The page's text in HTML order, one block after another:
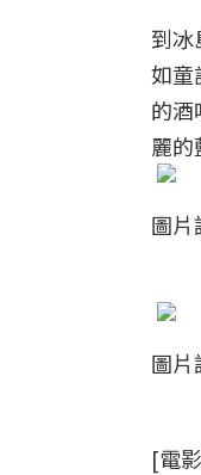
到
如童
的
麗的
圖片
圖片
[電